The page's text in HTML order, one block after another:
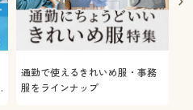
通勤で使えるきれいめ服・事務
服をラインナップ